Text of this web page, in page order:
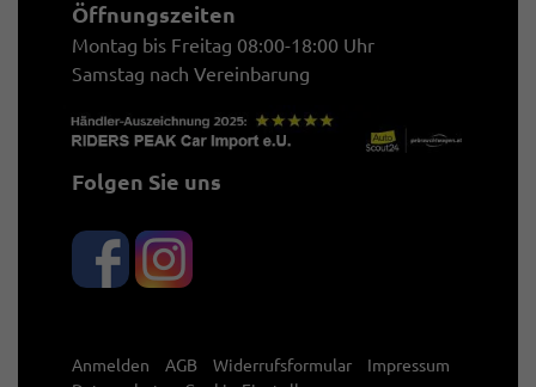
Öffnungszeiten
Montag bis Freitag 08:00-18:00 Uhr
Samstag nach Vereinbarung
Folgen Sie uns
Anmelden AGB Widerrufsformular
Impressum